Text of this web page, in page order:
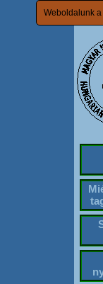
Weboldalunk